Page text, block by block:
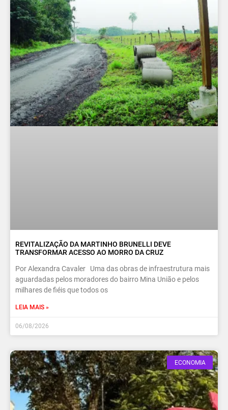
REVITALIZAÇÃO DA MARTINHO BRUNELLI DEVE
TRANSFORMAR ACESSO AO MORRO DA CRUZ
Por Alexandra Cavaler Uma das obras de infraestrutura mais
aguardadas pelos moradores do bairro Mina União e pelos
milhares de fiéis que todos os
LEIA MAIS »
06/08/2026
ECONOMIA